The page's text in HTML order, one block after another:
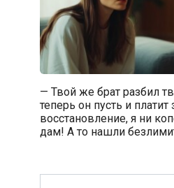
— Твой же брат разбил
теперь он пусть и платит
восстановление, я ни
дам! А то нашли